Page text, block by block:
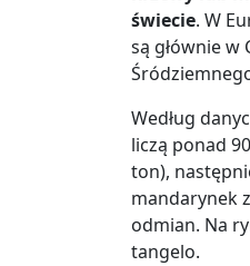
świecie. W
są głównie w
Według
liczą ponad
ton),
mandarynek
odmian. Na
tangelo.